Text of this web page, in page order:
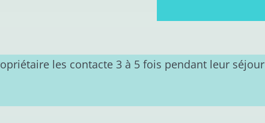
les contacte 3 à 5 fois pendant leur séjour